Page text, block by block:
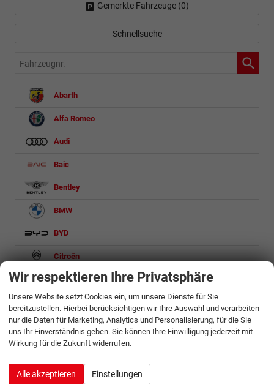
Gemerkte Fahrzeuge (0)
Schnellsuche
Fahrzeugnr.
Abarth
Alfa Romeo
Audi
Baic
Bentley
BMW
BYD
Citroën
Cupra
Dacia
DS Automobiles
Etrusco
Fiat
Wir respektieren Ihre Privatsphäre
Unsere Website setzt Cookies ein, um unsere Dienste für Sie
bereitzustellen. Hierbei berücksichtigen wir Ihre Auswahl und verarbeiten
nur die Daten für Marketing, Analytics und Personalisierung, für die Sie
uns Ihr Einverständnis geben. Sie können Ihre Einwilligung jederzeit mit
Wirkung für die Zukunft widerrufen.
Alle akzeptieren Einstellungen